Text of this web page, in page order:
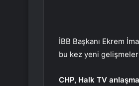
İBB Başkanı Ekrem
bu kez yeni gelişmeler
CHP, Halk TV